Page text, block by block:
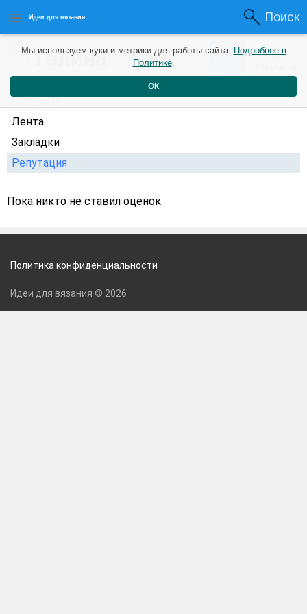
Идеи для вязания Поиск
Галина6 лет назад 0 0
Профиль
Лента
Закладки
Репутация
Пока никто не ставил оценок
Мы используем куки и метрики для работы сайта. Подробнее в
Политике.
ОК
Политика конфиденциальности
Идеи для вязания © 2026